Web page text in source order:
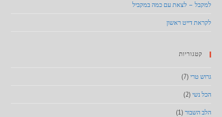
למקבל – לצאת עם כמה במקביל
לקראת דייט ראשון
קטגוריות
גרוש טרי (7)
הכל נשי (2)
הלב השבור (1)